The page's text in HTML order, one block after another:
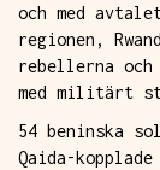
och med
regionen,
rebellerna och
med militärt
54 beninska
Qaida-